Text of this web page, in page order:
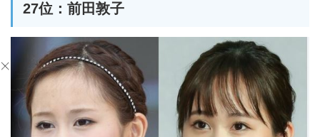
27位：前田敦子